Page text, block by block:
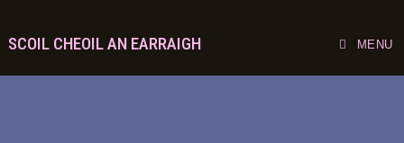
SCOIL CHEOIL AN EARRAIGH MENU